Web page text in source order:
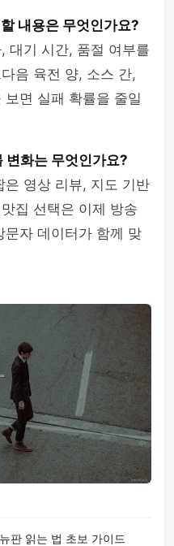
내용은 무엇인가요?
대기 시간, 품절 여부를
음 육전 양, 소스 간,
면 실패 확률을 줄일
화는 무엇인가요?
은 영상 리뷰, 지도 기반
집 선택은 이제 방송
문자 데이터가 함께 맞
판 읽는 법 초보 가이드